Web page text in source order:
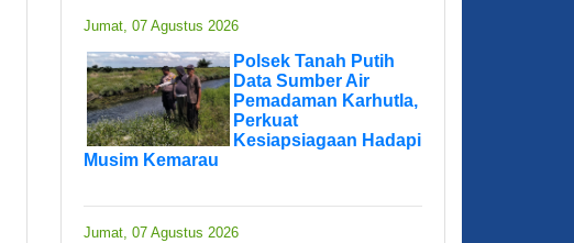
Jumat, 07 Agustus 2026
Polsek Tanah Putih
Data Sumber Air
Pemadaman Karhutla,
Perkuat
Kesiapsiagaan Hadapi
Musim Kemarau
Jumat, 07 Agustus 2026